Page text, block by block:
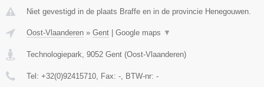
Niet gevestigd in de plaats Braffe en in de provincie Henegouwen.
Oost-Vlaanderen » Gent Google maps ▼
Technologiepark 9052 Gent (Oost-Vlaanderen)
Tel: +32(0)92415710 , Fax: - , BTW-nr: -